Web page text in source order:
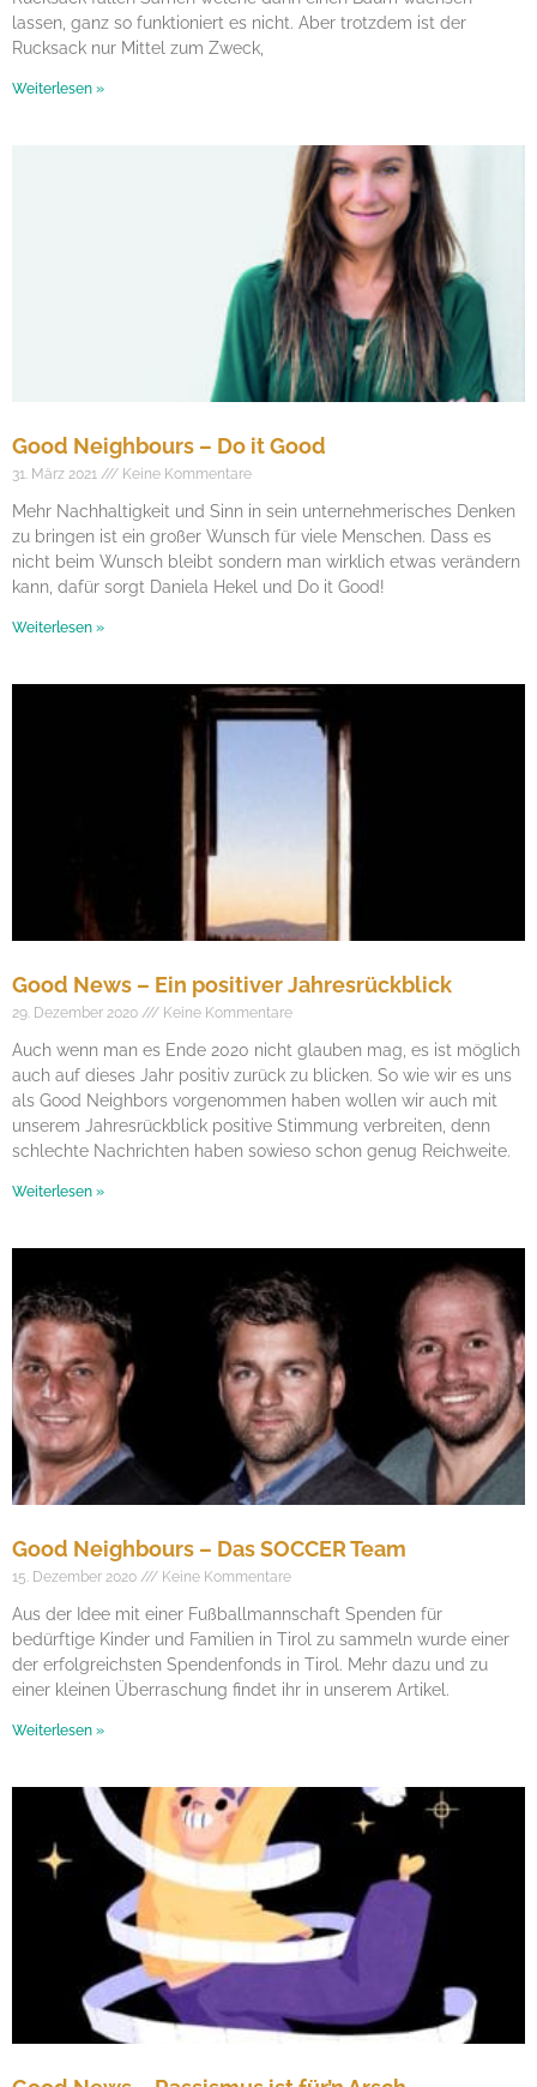
lassen, ganz so funktioniert es nicht. Aber trotzdem ist der
Rucksack nur Mittel zum Zweck,
Weiterlesen »
Good Neighbours – Do it Good
31. März 2021 Keine Kommentare
Mehr Nachhaltigkeit und Sinn in sein unternehmerisches Denken
zu bringen ist ein großer Wunsch für viele Menschen. Dass es
nicht beim Wunsch bleibt sondern man wirklich etwas verändern
kann, dafür sorgt Daniela Hekel und Do it Good!
Weiterlesen »
Good News – Ein positiver Jahresrückblick
29. Dezember 2020 Keine Kommentare
Auch wenn man es Ende 2020 nicht glauben mag, es ist möglich
auch auf dieses Jahr positiv zurück zu blicken. So wie wir es uns
als Good Neighbors vorgenommen haben wollen wir auch mit
unserem Jahresrückblick positive Stimmung verbreiten, denn
schlechte Nachrichten haben sowieso schon genug Reichweite.
Weiterlesen »
Good Neighbours – Das SOCCER Team
15. Dezember 2020 Keine Kommentare
Aus der Idee mit einer Fußballmannschaft Spenden für
bedürftige Kinder und Familien in Tirol zu sammeln wurde einer
der erfolgreichsten Spendenfonds in Tirol. Mehr dazu und zu
einer kleinen Überraschung findet ihr in unserem Artikel.
Weiterlesen »